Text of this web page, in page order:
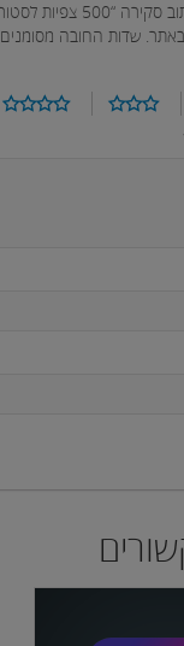
לסטורי באינסטגרם”
באתר. שדות החובה מסומנים